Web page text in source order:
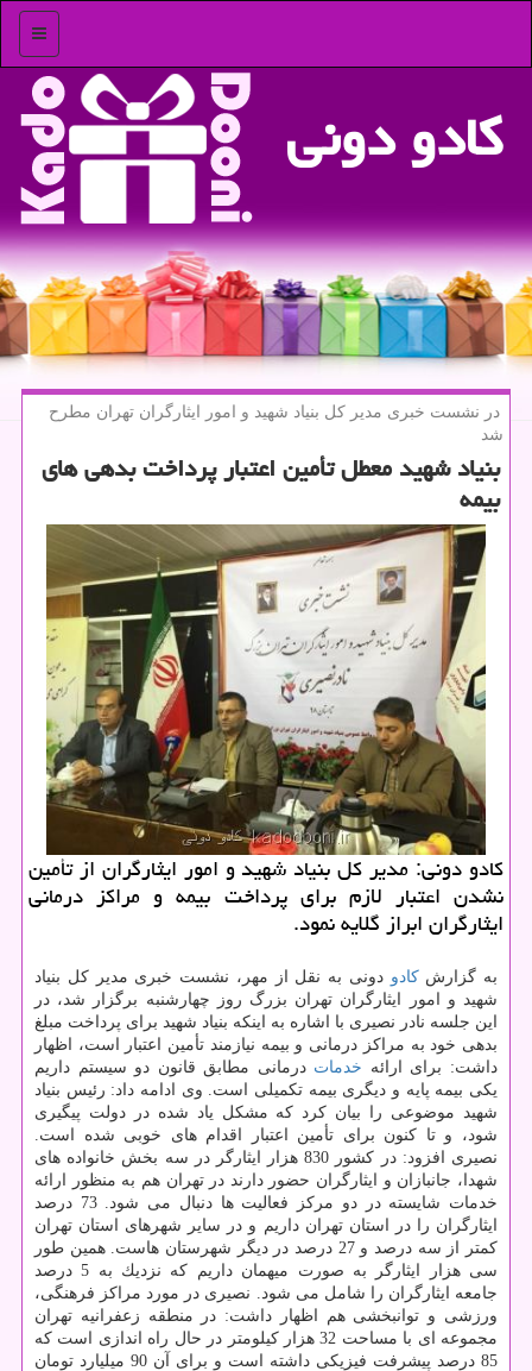
منو
كادو دونی
در نشست خبری مدیر كل بنیاد شهید و امور ایثارگران تهران مطرح
شد
بنیاد شهید معطل تأمین اعتبار پرداخت بدهی های
بیمه
كادو دونی: مدیر كل بنیاد شهید و امور ایثارگران از تأمین
نشدن اعتبار لازم برای پرداخت بیمه و مراكز درمانی
ایثارگران ابراز گلایه نمود.
به گزارشكادو دونی به نقل از مهر، نشست خبری مدیر كل بنیاد
شهید و امور ایثارگران تهران بزرگ روز چهارشنبه برگزار شد، در
این جلسه نادر نصیری با اشاره به اینكه بنیاد شهید برای پرداخت مبلغ
بدهی خود به مراكز درمانی و بیمه نیازمند تأمین اعتبار است، اظهار
داشت: برای ارائه خدمات درمانی مطابق قانون دو سیستم داریم
یكی بیمه پایه و دیگری بیمه تكمیلی است. وی ادامه داد: رئیس بنیاد
شهید موضوعی را بیان كرد كه مشكل یاد شده در دولت پیگیری
شود، و تا كنون برای تأمین اعتبار اقدام های خوبی شده است.
نصیری افزود: در كشور 830 هزار ایثارگر در سه بخش خانواده های
شهدا، جانبازان و ایثارگران حضور دارند در تهران هم به منظور ارائه
خدمات شایسته در دو مركز فعالیت ها دنبال می شود. 73 درصد
ایثارگران را در استان تهران داریم و در سایر شهرهای استان تهران
كمتر از سه درصد و 27 درصد در دیگر شهرستان هاست. همین طور
سی هزار ایثارگر به صورت میهمان داریم كه نزدیك به 5 درصد
جامعه ایثارگران را شامل می شود. نصیری در مورد مراكز فرهنگی،
ورزشی و توانبخشی هم اظهار داشت: در منطقه زعفرانیه تهران
مجموعه ای با مساحت 32 هزار كیلومتر در حال راه اندازی است كه
85 درصد پیشرفت فیزیكی داشته است و برای آن 90 میلیارد تومان